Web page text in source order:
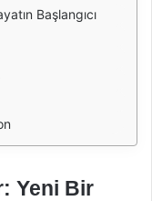
Başlangıcı
Yeni Bir